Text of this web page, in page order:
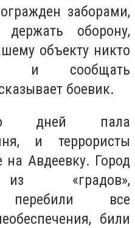
заборами,
оборону,
объекту никто
и сообщать
боевик.
дней пала
и террористы
на Авдеевку. Город
из «градов»,
перебили все
били